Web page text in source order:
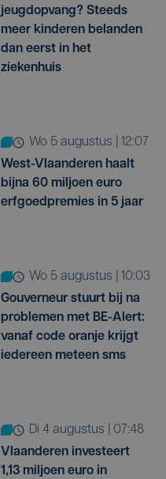
jeugdopvang? Steeds
meer kinderen belanden
dan eerst in het
ziekenhuis
wo 5 augustus | 12:07
West-Vlaanderen haalt
bijna 60 miljoen euro
erfgoedpremies in 5 jaar
wo 5 augustus | 10:03
Gouverneur stuurt bij na
problemen met BE-Alert:
vanaf code oranje krijgt
iedereen meteen sms
di 4 augustus | 07:48
Vlaanderen investeert
1,13 miljoen euro in